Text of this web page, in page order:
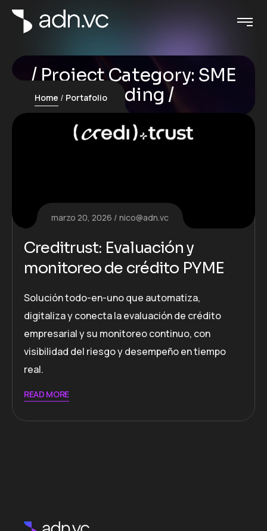
Project Category: SME
Lending
Home Portafolio
marzo 20, 2026 nico@adn.vc
Creditrust: Evaluación y
monitoreo de crédito PYME
Solución todo-en-uno que automatiza,
digitaliza y conecta la evaluación de crédito
empresarial y su monitoreo continuo, con
visibilidad del riesgo y desempeño en tiempo
real.
READ MORE